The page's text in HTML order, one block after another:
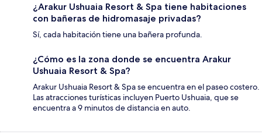
¿Arakur Ushuaia Resort & Spa tiene habitaciones
con bañeras de hidromasaje privadas?
Sí, cada habitación tiene una bañera profunda.
¿Cómo es la zona donde se encuentra Arakur
Ushuaia Resort & Spa?
Arakur Ushuaia Resort & Spa se encuentra en el paseo costero.
Las atracciones turísticas incluyen Puerto Ushuaia, que se
encuentra a 9 minutos de distancia en auto.